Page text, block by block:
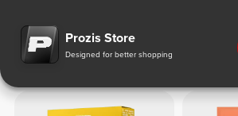
Prozis Store
Designed for better shopping
Διαιτητικά Ροφήματα